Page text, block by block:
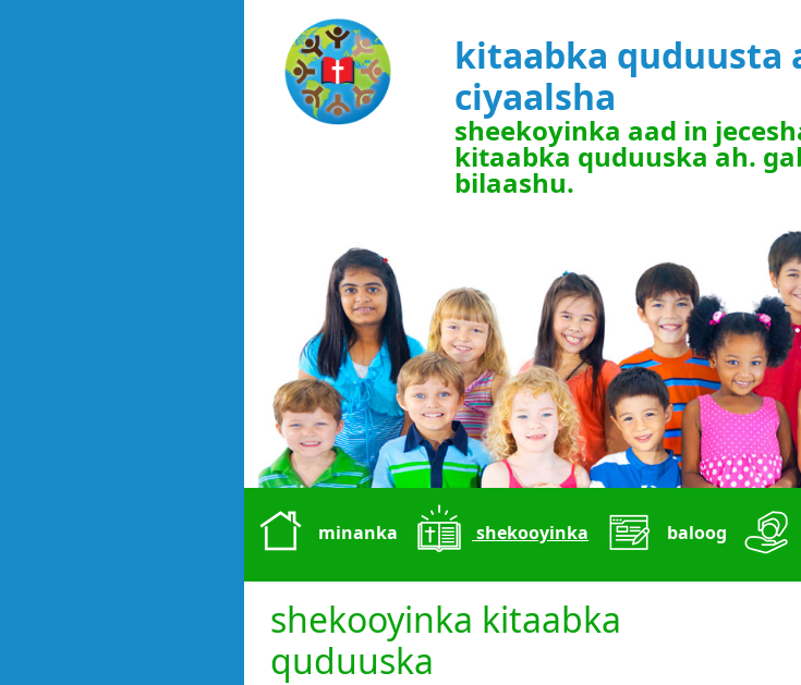
kitaabka quduusta
ciyaalsha
sheekoyinka aad in
kitaabka quduuska ah.
bilaashu.
minanka shekooyinka baloog
shekooyinka kitaabka
quduuska